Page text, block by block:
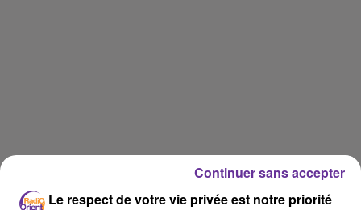
Le respect de votre vie privée est notre priorité
Continuer sans accepter